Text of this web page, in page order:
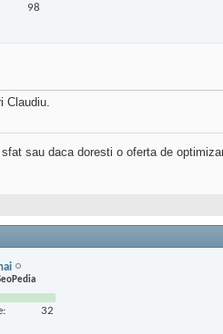
98
Claudiu.
sau daca doresti o oferta de
32